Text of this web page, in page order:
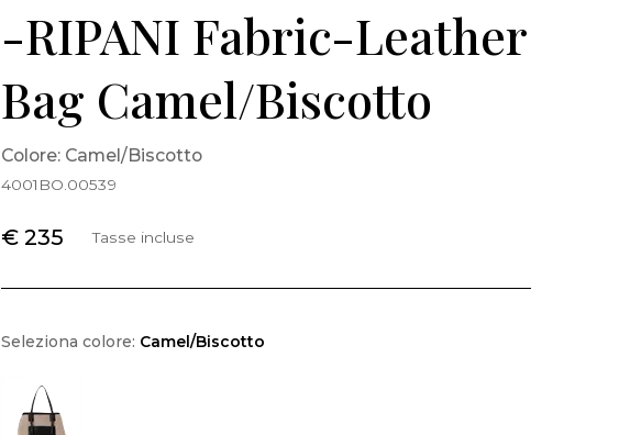
-RIPANI Fabric-Leather
Bag Camel/Biscotto
Colore: Camel/Biscotto
4001BO.00539
€ 235 Tasse incluse
Seleziona colore: Camel/Biscotto